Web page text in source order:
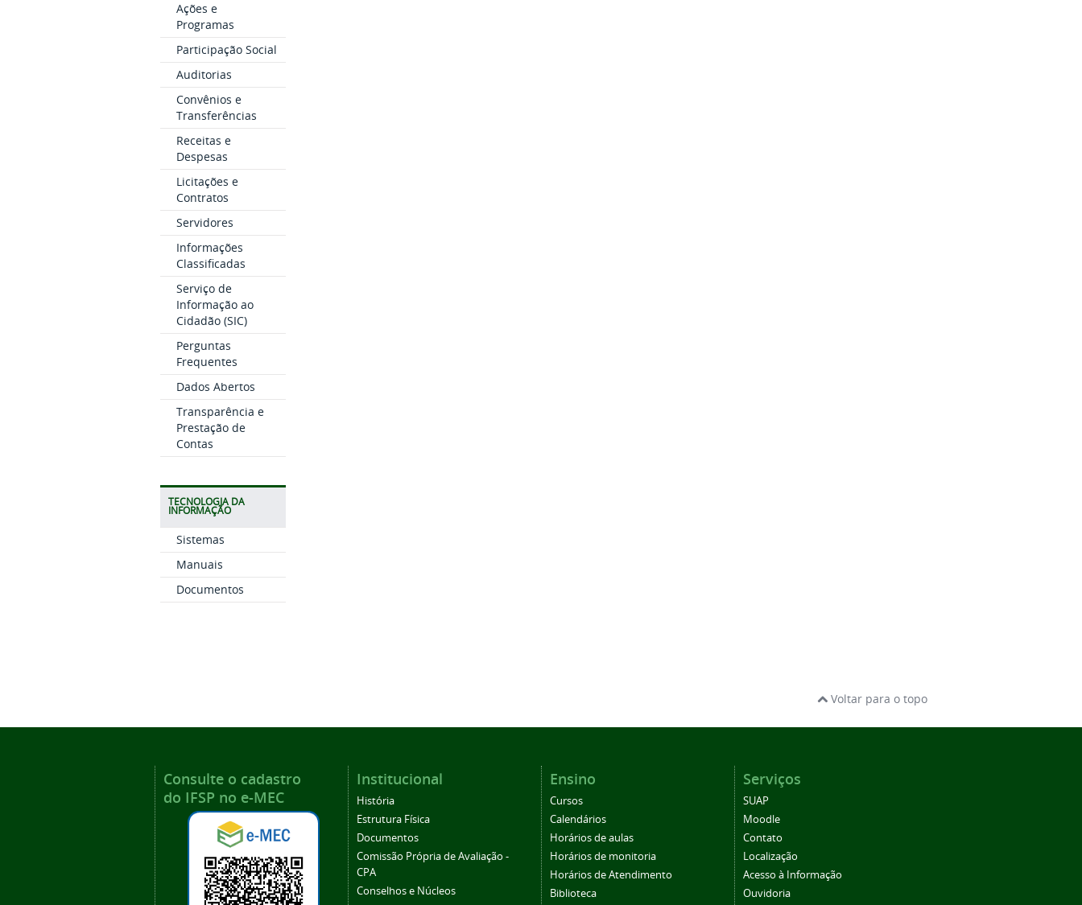
Ações e
Programas
Participação Social
Auditorias
Convênios e
Transferências
Receitas e
Despesas
Licitações e
Contratos
Servidores
Informações
Classificadas
Serviço de
Informação ao
Cidadão (SIC)
Perguntas
Frequentes
Dados Abertos
Transparência e
Prestação de
Contas
TECNOLOGIA DA
INFORMAÇÃO
Sistemas
Manuais
Documentos
Voltar para o topo
Consulte o cadastro
do IFSP no e-MEC
Institucional
História
Estrutura Física
Documentos
Comissão Própria de Avaliação -
CPA
Conselhos e Núcleos
Ensino
Cursos
Calendários
Horários de aulas
Horários de monitoria
Horários de Atendimento
Biblioteca
Serviços
SUAP
Moodle
Contato
Localização
Acesso à Informação
Ouvidoria